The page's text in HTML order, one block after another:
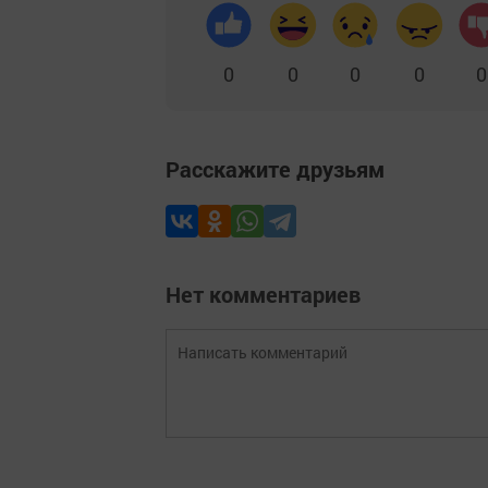
0 0 0 0 0
Расскажите друзьям
Нет комментариев